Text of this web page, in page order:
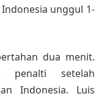
unggul 1-
dua menit.
penalti setelah
Indonesia. Luis